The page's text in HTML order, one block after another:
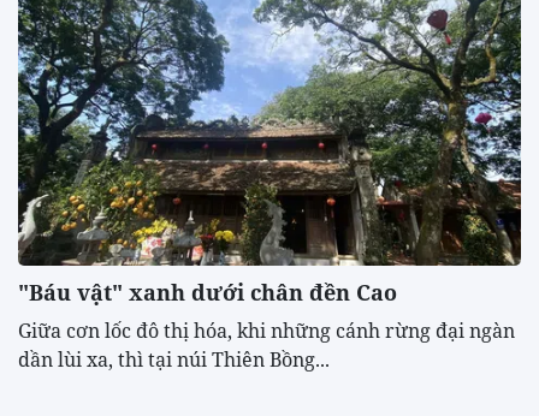
"Báu vật" xanh dưới chân đền Cao
​Giữa cơn lốc đô thị hóa, khi những cánh rừng đại ngàn
dần lùi xa, thì tại núi Thiên Bồng...